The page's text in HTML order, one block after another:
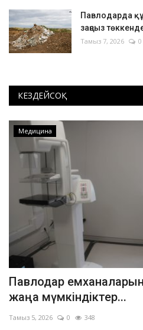
Павлодарда
заңсыз
Тамыз 7, 2026 0
КЕЗДЕЙСОҚ
Медицина
Павлодар
жаңа мүмкіндіктер...
Тамыз 5, 2026 0 348